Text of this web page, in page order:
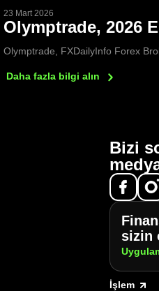
23 Mart 2026
Olymptrade, 2026
Olymptrade, FXDailyInfo Forex
Daha fazla bilgi alın
Bizi
sizin
İşlem